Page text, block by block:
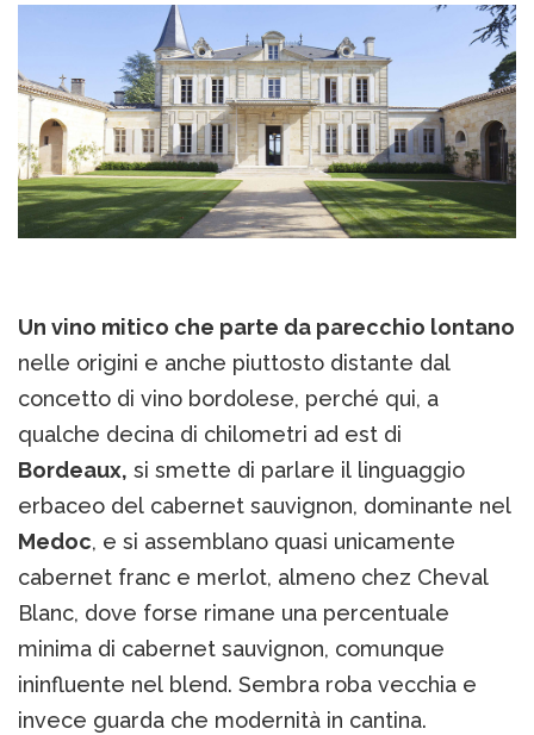
Un vino mitico che parte da parecchio lontano
nelle origini e anche piuttosto distante dal
concetto di vino bordolese, perché qui, a
qualche decina di chilometri ad est di
Bordeaux, si smette di parlare il linguaggio
erbaceo del cabernet sauvignon, dominante nel
Medoc, e si assemblano quasi unicamente
cabernet franc e merlot, almeno chez Cheval
Blanc, dove forse rimane una percentuale
minima di cabernet sauvignon, comunque
ininfluente nel blend. Sembra roba vecchia e
invece guarda che modernità in cantina.